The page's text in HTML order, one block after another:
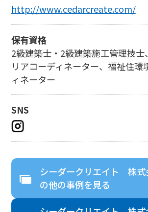
http://www.cedarcreate.com/
保有資格
2級建築士・2級建築施工管理技士
リアコーディネーター、福祉住環
ィネーター
SNS
シーダークリエイト 株式
の他の事例を見る